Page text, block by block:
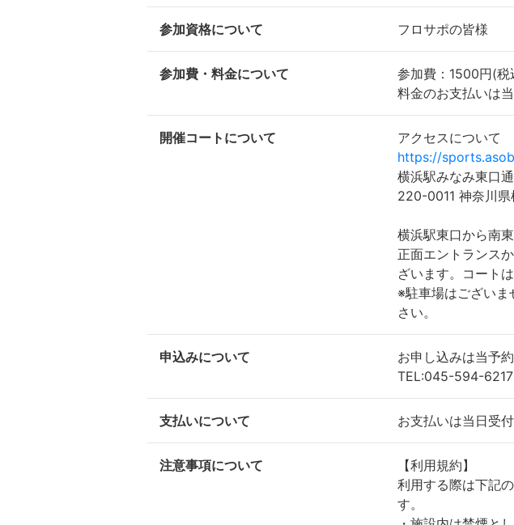
参加資格について フロサポの皆様
参加費・料金について
参加費：1500円(税
料金のお支払いは
開催コートについて
アクセスについて
https://
横浜駅みなみ東口
220-0011 神奈川
横浜駅東口から南
正面エントランス
ざいます。コート
※駐車場はござい
さい。
申込みについて
お申し込みは当予
TEL:045-594-6217
支払いについて お支払いは当日受
注意事項について
【利用規約】
利用する際は下記
す。